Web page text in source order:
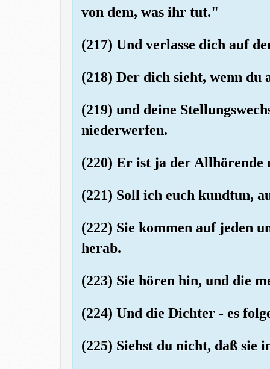
von dem, was ihr tut."
(217) Und verlasse dich auf
(218) Der dich sieht, wenn du
(219) und deine
niederwerfen.
(220) Er ist ja der Allhörende
(221) Soll ich euch kundtun,
(222) Sie kommen auf jeden
herab.
(223) Sie hören hin, und die
(224) Und die Dichter - es
(225) Siehst du nicht, daß sie